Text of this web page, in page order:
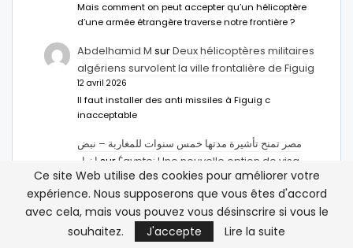
Mais comment on peut accepter qu’un hélicoptère
d’une armée étrangère traverse notre frontière ?
Abdelhamid M surDeux hélicoptères militaires
algériens survolent la ville frontalière de Figuig
12 avril 2026
Il faut installer des anti missiles à Figuig c
inacceptable
مصر تمنح تأشيرة مدتها خمس سنوات للمغاربة – نبض
اخبار surÉgypte: Une nouvelle option de visa
pour les voyageurs marocains
14 mars 2026
[…] الإعلان عن طريق Ahmed Abdel-Latifسفير مصر بالرباط.
ووفقا له، فإن هذا الإجراء يهدف إلى […]
Ce site Web utilise des cookies pour améliorer votre
expérience. Nous supposerons que vous êtes d'accord
avec cela, mais vous pouvez vous désinscrire si vous le
souhaitez.
J'accepte Lire la suite